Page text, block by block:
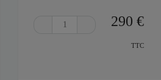
290 €
TTC